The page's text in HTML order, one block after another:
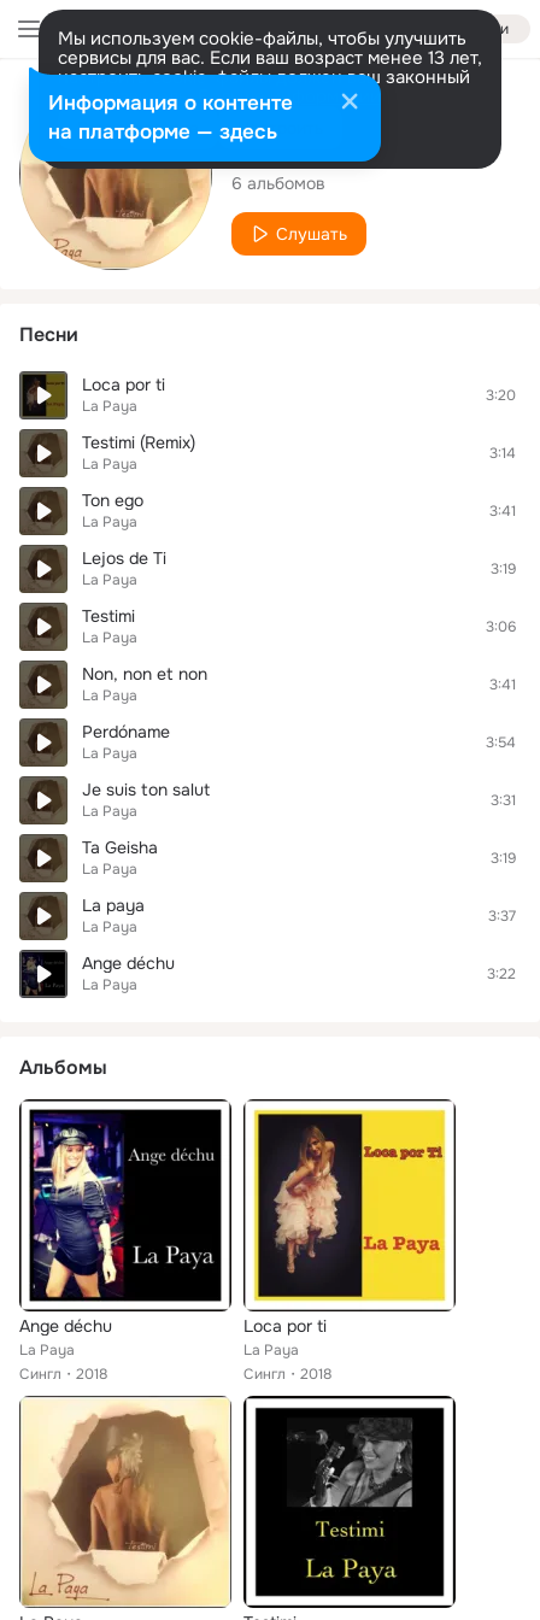
Войти
Мы используем cookie-файлы, чтобы улучшить
сервисы для вас. Если ваш возраст менее 13 лет,
настроить cookie-файлы должен ваш законный
представитель. Больше информации
Разрешить все Настроить
Исполнитель
La Paya
6 альбомов
Слушать
Песни
Loca por ti
La Paya
3:20
Testimi (Remix)
La Paya
3:14
Ton ego
La Paya
3:41
Lejos de Ti
La Paya
3:19
Testimi
La Paya
3:06
Non, non et non
La Paya
3:41
Perdóname
La Paya
3:54
Je suis ton salut
La Paya
3:31
Ta Geisha
La Paya
3:19
La paya
La Paya
3:37
Ange déchu
La Paya
3:22
Альбомы
Ange déchu
La Paya
Сингл
2018
Loca por ti
La Paya
Сингл
2018
Информация о контенте
на платформе — здесь